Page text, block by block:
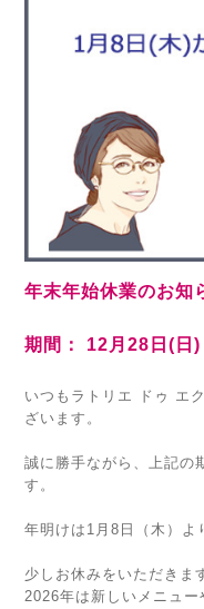
年末年始休業のお知
期間： 12月28日(日
いつもラトリエ ドゥ エ
ざいます。
誠に勝手ながら、上記の
す。
年明けは1月8日（木）よ
少しお休みをいただきま
2026年は新しいメニュー